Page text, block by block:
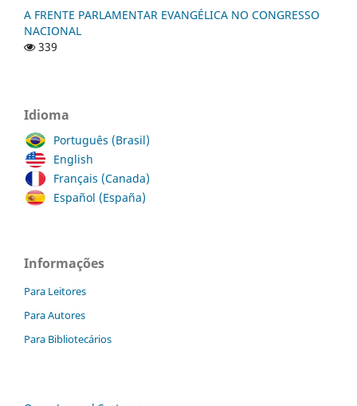
A FRENTE PARLAMENTAR EVANGÉLICA NO CONGRESSO
NACIONAL
339
Idioma
Português (Brasil)
English
Français (Canada)
Español (España)
Informações
Para Leitores
Para Autores
Para Bibliotecários